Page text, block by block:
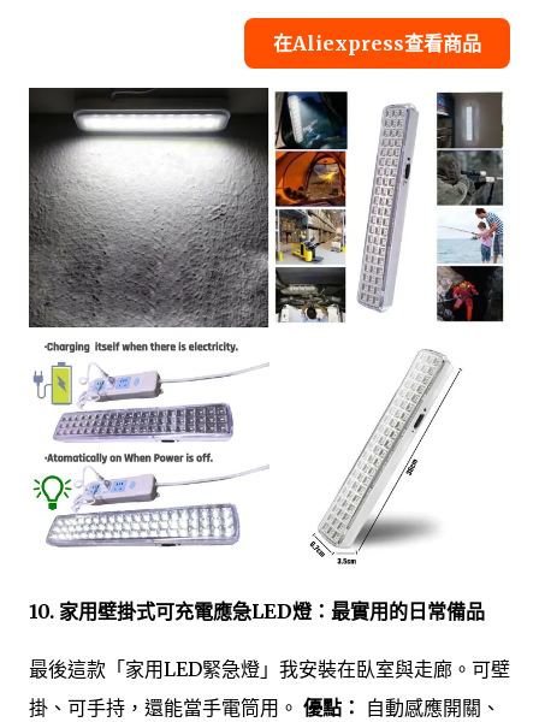
在Aliexpress查看商品
10. 家用壁掛式可充電應急LED燈：最實用的日常備品
最後這款「家用LED緊急燈」我安裝在臥室與走廊。可壁
掛、可手持，還能當手電筒用。 優點： 自動感應開關、